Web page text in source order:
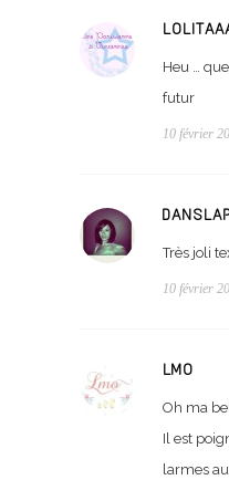
Heu …
futur
10 février
Très joli
10 février
LMO
Oh ma
Il est
larmes